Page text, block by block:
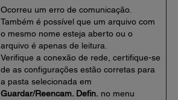
Ocorreu um erro de comunicação.
Também é possível que um arquivo com
o mesmo nome esteja aberto ou o
arquivo é apenas de leitura.
Verifique a conexão de rede, certifique-se
de as configurações estão corretas para
a pasta selecionada em
Guardar/Reencam. Defin. no menu